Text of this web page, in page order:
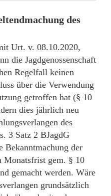
des
Urt. v. 08.10.2020,
die Jagdgenossenschaft
Regelfall keinen
über die Verwendung
getroffen hat (§ 10
dies jährlich neu
des
3 Satz 2 BJagdG
Bekanntmachung der
Monatsfrist gem. § 10
gemacht werden. Wäre
grundsätzlich